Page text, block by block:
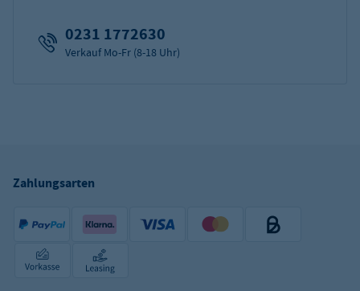
0231 1772630
Verkauf Mo-Fr (8-18 Uhr)
Zahlungsarten